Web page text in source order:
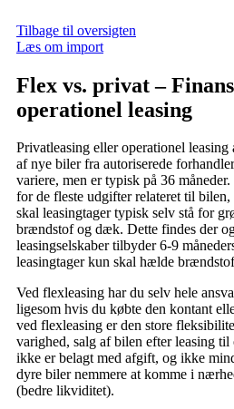
Tilbage til oversigten
Læs om import
Flex vs. privat –
operationel leasing
Privatleasing eller operationel leasing
af nye biler fra autoriserede
variere, men er typisk på 36
for de fleste udgifter relateret til
skal leasingtager typisk selv stå for
brændstof og dæk. Dette findes der
leasingselskaber tilbyder 6-9
leasingtager kun skal hælde
Ved flexleasing har du selv hele
ligesom hvis du købte den kontant
ved flexleasing er den store
varighed, salg af bilen efter leasing til
ikke er belagt med afgift, og ikke
dyre biler nemmere at komme i
(bedre likviditet).